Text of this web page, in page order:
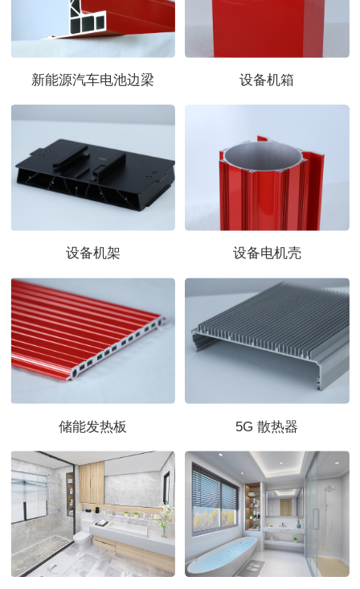
新能源汽车电池边梁 设备机箱
设备机架 设备电机壳
储能发热板 5G 散热器